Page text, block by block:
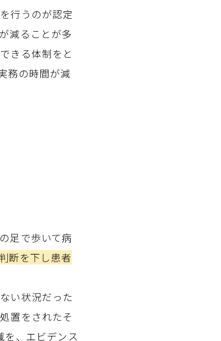
行うのが認定
減ることが多
きる体制をと
務の時間が減
足で歩いて病
断を下し患者
い状況だった
置をされたそ
、エビデンス